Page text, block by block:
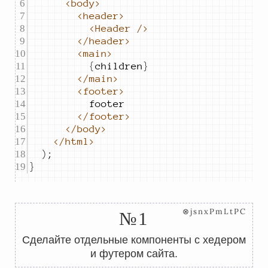
<body>
<header>
<Header
/>
</header>
<main>
{children}
</main>
<footer>
footer
</footer>
</body>
</html>
) ;
}
№1 ⊗jsnxPmLtPC
Сделайте отдельные компоненты с хедером
и футером сайта.